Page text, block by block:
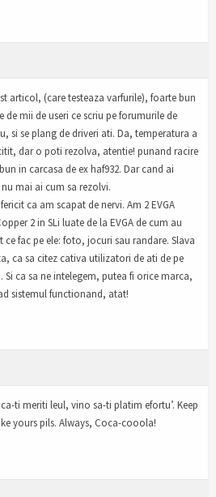
articol, (care testeaza varfurile), foarte bun
de mii de useri ce scriu pe forumurile de
si se plang de driveri ati. Da, temperatura a
dar o poti rezolva, atentie! punand racire
in carcasa de ex haf932. Dar cand ai
mai ai cum sa rezolvi.
ca am scapat de nervi. Am 2 EVGA
2 in SLi luate de la EVGA de cum au
ce fac pe ele: foto, jocuri sau randare. Slava
ca sa citez cativa utilizatori de ati de pe
ca sa ne intelegem, putea fi orice marca,
sistemul functionand, atat!
ti meriti leul, vino sa-ti platim efortu’. Keep
yours pils. Always, Coca-cooola!